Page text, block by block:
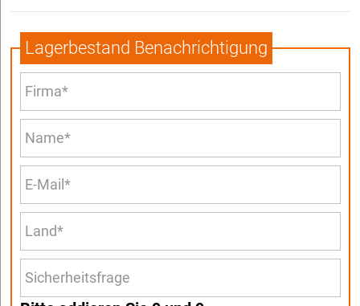
Lagerbestand Benachrichtigung